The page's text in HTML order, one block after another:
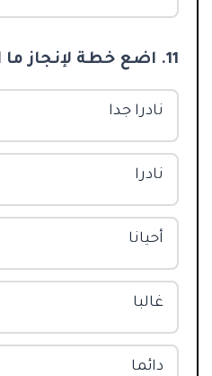
11. اضع خطة لإنجاز ما اريد
نادرا جدا
نادرا
أحيانا
غالبا
دائما